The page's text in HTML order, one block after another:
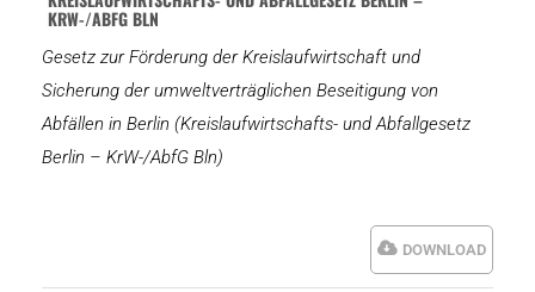
KRW-/ABFG BLN
Gesetz zur Förderung der Kreislaufwirtschaft und
Sicherung der umweltverträglichen Beseitigung von
Abfällen in Berlin (Kreislaufwirtschafts- und Abfallgesetz
Berlin – KrW-/AbfG Bln)
DOWNLOAD